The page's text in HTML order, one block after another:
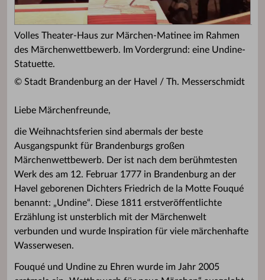
Volles Theater-Haus zur Märchen-Matinee im Rahmen
des Märchenwettbewerb. Im Vordergrund: eine Undine-
Statuette.
© Stadt Brandenburg an der Havel / Th. Messerschmidt
Liebe Märchenfreunde,
die Weihnachtsferien sind abermals der beste
Ausgangspunkt für Brandenburgs großen
Märchenwettbewerb. Der ist nach dem berühmtesten
Werk des am 12. Februar 1777 in Brandenburg an der
Havel geborenen Dichters Friedrich de la Motte Fouqué
benannt: „Undine“. Diese 1811 erstveröffentlichte
Erzählung ist unsterblich mit der Märchenwelt
verbunden und wurde Inspiration für viele märchenhafte
Wasserwesen.
Fouqué und Undine zu Ehren wurde im Jahr 2005